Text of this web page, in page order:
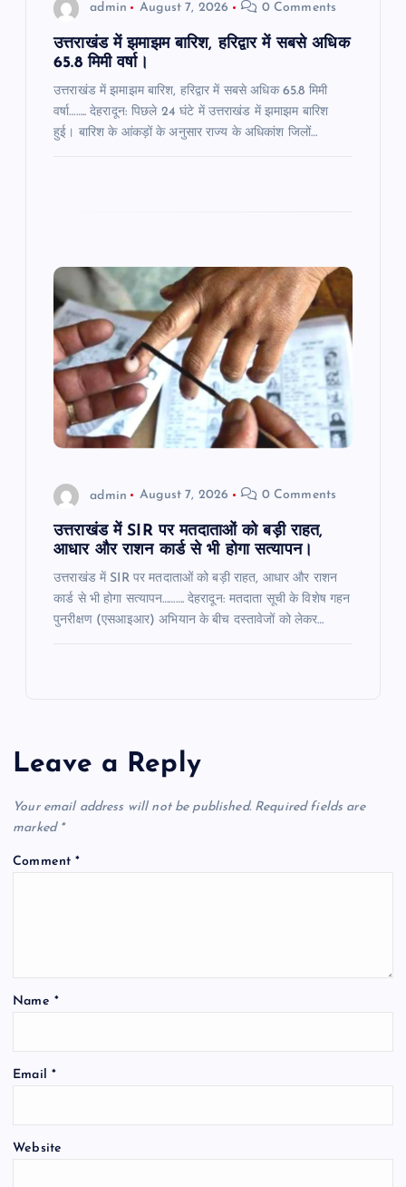
admin August 7, 2026 0 Comments
उत्तराखंड में झमाझम बारिश, हरिद्वार में सबसे अधिक
65.8 मिमी वर्षा।
उत्तराखंड में झमाझम बारिश, हरिद्वार में सबसे अधिक 65.8 मिमी
वर्षा…….. देहरादून: पिछले 24 घंटे में उत्तराखंड में झमाझम बारिश
हुई। बारिश के आंकड़ों के अनुसार राज्य के अधिकांश जिलों…
admin August 7, 2026 0 Comments
उत्तराखंड में SIR पर मतदाताओं को बड़ी राहत,
आधार और राशन कार्ड से भी होगा सत्यापन।
उत्तराखंड में SIR पर मतदाताओं को बड़ी राहत, आधार और राशन
कार्ड से भी होगा सत्यापन………. देहरादून: मतदाता सूची के विशेष गहन
पुनरीक्षण (एसआइआर) अभियान के बीच दस्तावेजों को लेकर…
Leave a Reply
Your email address will not be published. Required fields are
marked *
Comment*
Name *
Email *
Website